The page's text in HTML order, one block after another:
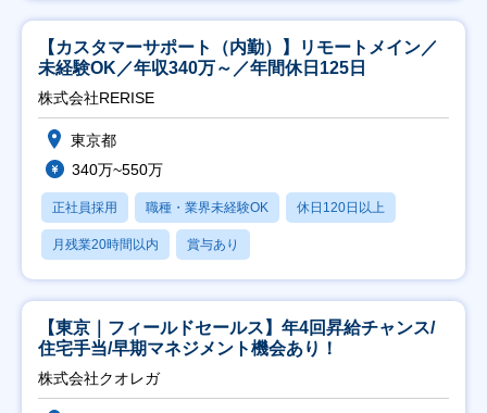
【カスタマーサポート（内勤）】リモートメイン／
未経験OK／年収340万～／年間休日125日
株式会社RERISE
東京都
340万~550万
正社員採用 職種・業界未経験OK 休日120日以上
月残業20時間以内 賞与あり
【東京｜フィールドセールス】年4回昇給チャンス/
住宅手当/早期マネジメント機会あり！
株式会社クオレガ